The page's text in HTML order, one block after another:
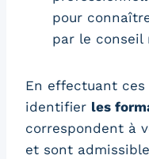
pour
par le conseil
En effectuant ces
identifier les
correspondent à
et sont